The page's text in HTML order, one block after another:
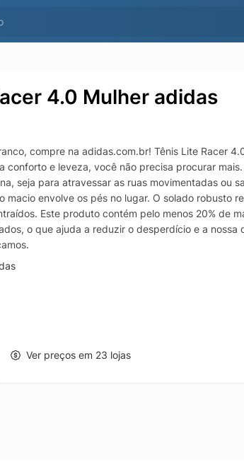
4.0 Mulher adidas
compre na adidas.com.br! Tênis Lite Racer
conforto e leveza, você não precisa procurar
seja para atravessar as ruas movimentadas ou
macio envolve os pés no lugar. O solado robusto
Este produto contém pelo menos 20% de
o que ajuda a reduzir o desperdício e a
Ver preços em 23 lojas